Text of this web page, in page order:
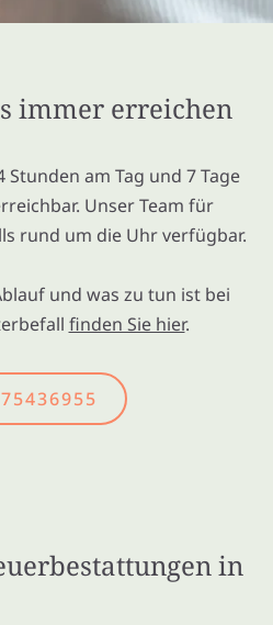
immer erreichen
am Tag und 7 Tage
Unser Team für
rund um die Uhr verfügbar.
und was zu tun ist bei
finden Sie hier.
in